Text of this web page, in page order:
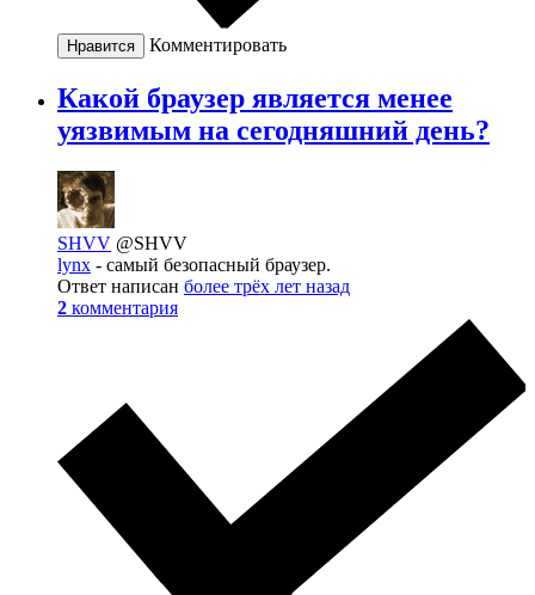
Нравится Комментировать
Какой браузер является менее
уязвимым на сегодняшний день?
SHVV @SHVV
lynx - самый безопасный браузер.
Ответ написан более трёх лет назад
2 комментария